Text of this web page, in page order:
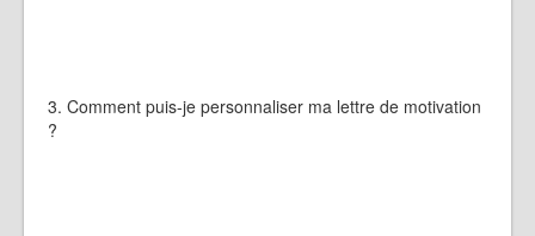
3. Comment puis-je personnaliser ma lettre de motivation
?